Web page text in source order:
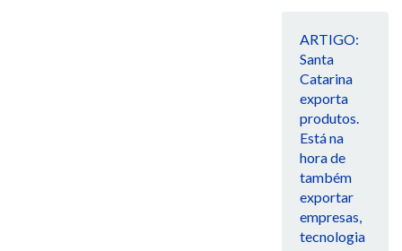
ARTIGO:
Santa
Catarina
exporta
produtos.
Está na
hora de
também
exportar
empresas,
tecnologia